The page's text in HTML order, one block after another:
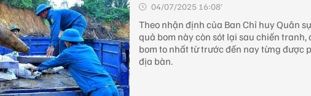
04/07/2025 16:08’
Theo nhận định của Ban Chỉ huy Quân
quả bom này còn sót lại sau chiến tranh,
bom to nhất từ trước đến nay từng được
địa bàn.